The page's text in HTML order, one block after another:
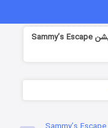
دانلود انیمیشن Sammy’s Escape